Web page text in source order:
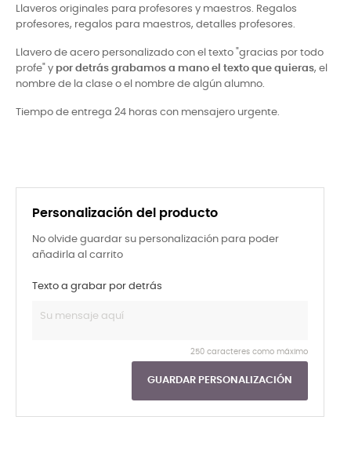
Llaveros originales para profesores y maestros. Regalos
profesores, regalos para maestros, detalles profesores.
Llavero de acero personalizado con el texto "gracias por todo
profe" y por detrás grabamos a mano el texto que quieras, el
nombre de la clase o el nombre de algún alumno.
Tiempo de entrega 24 horas con mensajero urgente.
Personalización del producto
No olvide guardar su personalización para poder
añadirla al carrito
Texto a grabar por detrás
250 caracteres como máximo
GUARDAR PERSONALIZACIÓN